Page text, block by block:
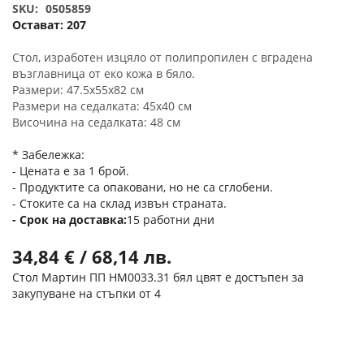
Остават: 207
SKU 0505859
Стол, изработен изцяло от полипропилен с вградена
възглавница от еко кожа в бяло.
Размери: 47.5x55x82 см
Размери на седалката: 45x40 см
Височина на седалката: 48 см
* Забележка:
- Цената е за 1 брой.
- Продуктите са опаковани, но не са сглобени.
- Стоките са на склад извън страната.
Срок на доставка 15 работни дни
34,84 € / 68,14 лв.
Стол Мартин ПП HM0033.31 бял цвят е достъпен за
закупуване на стъпки от 4
със
снимки